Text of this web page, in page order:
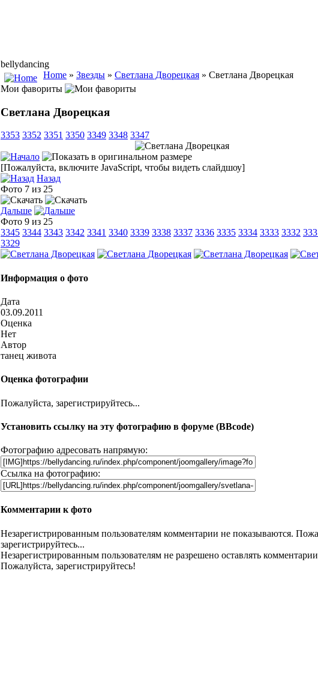
bellydancing
Home » Звезды » Светлана Дворецкая » Светлана Дворецкая
Мои фавориты
Светлана Дворецкая
3353 3352 3351 3350 3349 3348 3347
[Пожалуйста, включите JavaScript, чтобы видеть слайдшоу]
Назад
Фото 7 из 25
Дальше
Фото 9 из 25
3345 3344 3343 3342 3341 3340 3339 3338 3337 3336 3335 3334 3333 3332
3329
Информация о фото
Дата
03.09.2011
Оценка
Нет
Автор
танец живота
Оценка фотографии
Пожалуйста, зарегистрируйтесь...
Установить ссылку на эту фотографию в форуме (BBcode)
Фотографию адресовать напрямую:
Ссылка на фотографию:
Комментарии к фото
Незарегистрированным пользователям комментарии не показываются.
зарегистрируйтесь...
Незарегистрированным пользователям не разрешено оставлять
Пожалуйста, зарегистрируйтесь!